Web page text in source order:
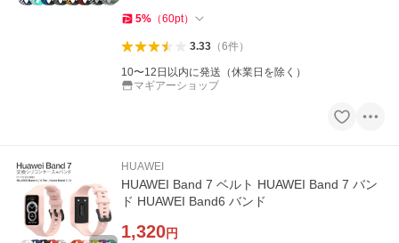
5% （60pt）
3.33（6件）
10〜12日以内に発送（休業日を除く）
マギアーショップ
HUAWEI
HUAWEI Band 7 ベルト HUAWEI Band 7 バン
ド HUAWEI Band6 バンド
1,320円